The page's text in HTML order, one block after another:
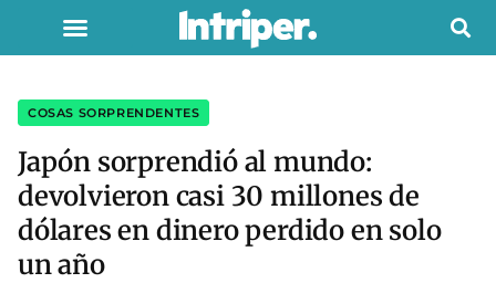
COSAS SORPRENDENTES
Japón sorprendió al mundo:
devolvieron casi 30 millones de
dólares en dinero perdido en solo
un año